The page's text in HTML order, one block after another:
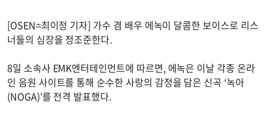
[OSEN=최이정 기자] 가수 겸 배우 에녹이 달콤한 보이스로 리스
너들의 심장을 정조준한다.
8일 소속사 EMK엔터테인먼트에 따르면, 에녹은 이날 각종 온라
인 음원 사이트를 통해 순수한 사랑의 감정을 담은 신곡 ‘녹아
(NOGA)’를 전격 발표했다.